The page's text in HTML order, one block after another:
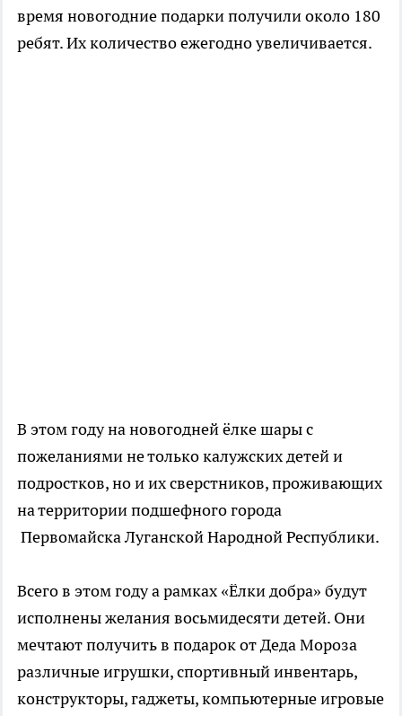
время новогодние подарки получили около 180
ребят. Их количество ежегодно увеличивается.
В этом году на новогодней ёлке шары с
пожеланиями не только калужских детей и
подростков, но и их сверстников, проживающих
на территории подшефного города
Первомайска Луганской Народной Республики.
Всего в этом году а рамках «Ёлки добра» будут
исполнены желания восьмидесяти детей. Они
мечтают получить в подарок от Деда Мороза
различные игрушки, спортивный инвентарь,
конструкторы, гаджеты, компьютерные игровые